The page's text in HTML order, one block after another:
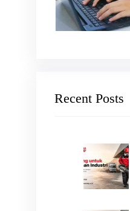
Recent Posts